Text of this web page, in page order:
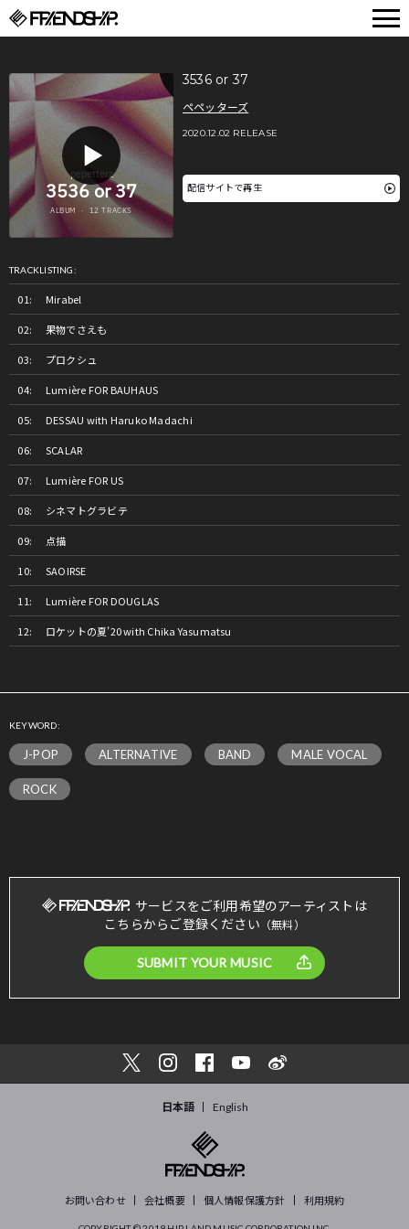
3536 or 37
ペペッターズ
2020.12.02 RELEASE
配信サイトで再生
TRACKLISTING:
Mirabel
果物でさえも
プロクシュ
Lumière FOR BAUHAUS
DESSAU with Haruko Madachi
SCALAR
Lumière FOR US
シネマトグラビテ
点描
SAOIRSE
Lumière FOR DOUGLAS
ロケットの夏’20 with Chika Yasumatsu
KEYWORD:
J-POP ALTERNATIVE BAND MALE VOCAL
ROCK
サービスをご利用希望のアーティストは
こちらからご登録ください （無料）
SUBMIT YOUR MUSIC
日本語 English
お問い合わせ 会社概要 個人情報保護方針 利用規約